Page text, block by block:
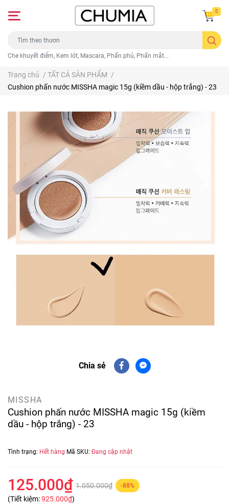
Che khuyết điểm, Kem lót, Mascara, Phấn phủ, Phấn mắt...
0
Trang chủ / TẤT CẢ SẢN PHẨM /
Cushion phấn nước MISSHA magic 15g (kiềm dầu - hộp trắng) - 23
Chia sẻ
MISSHA
Cushion phấn nước MISSHA magic 15g (kiềm
dầu - hộp trắng) - 23
Tình trạng: Hết hàng Mã SKU: Đang cập nhật
125.000₫ 1.050.000₫ -88%
(Tiết kiệm:925.000₫)